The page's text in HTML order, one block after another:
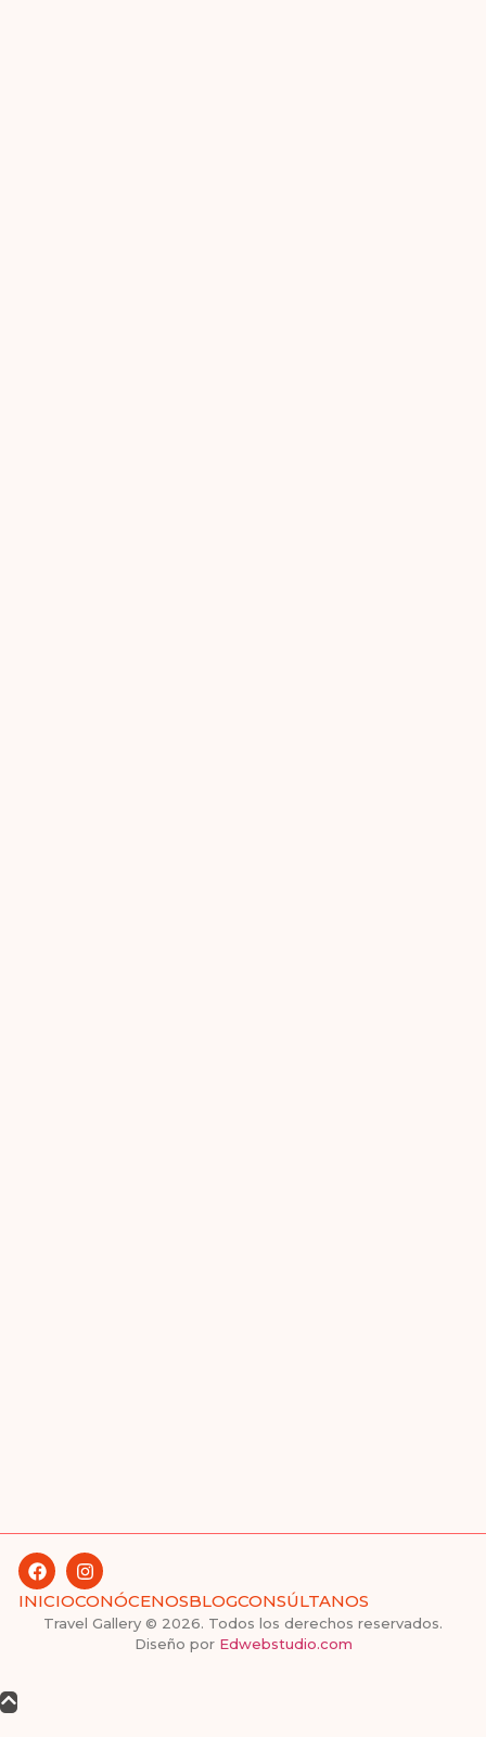
INICIOCONÓCENOSBLOGCONSÚLTANOS
Travel Gallery © 2026. Todos los derechos reservados.
Diseño por Edwebstudio.com